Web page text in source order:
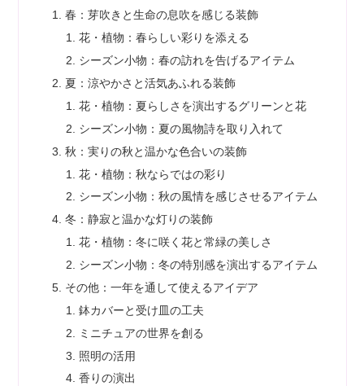
春：芽吹きと生命の息吹を感じる装飾
花・植物：春らしい彩りを添える
シーズン小物：春の訪れを告げるアイテム
夏：涼やかさと活気あふれる装飾
花・植物：夏らしさを演出するグリーンと花
シーズン小物：夏の風物詩を取り入れて
秋：実りの秋と温かな色合いの装飾
花・植物：秋ならではの彩り
シーズン小物：秋の風情を感じさせるアイテム
冬：静寂と温かな灯りの装飾
花・植物：冬に咲く花と常緑の美しさ
シーズン小物：冬の特別感を演出するアイテム
その他：一年を通して使えるアイデア
鉢カバーと受け皿の工夫
ミニチュアの世界を創る
照明の活用
香りの演出